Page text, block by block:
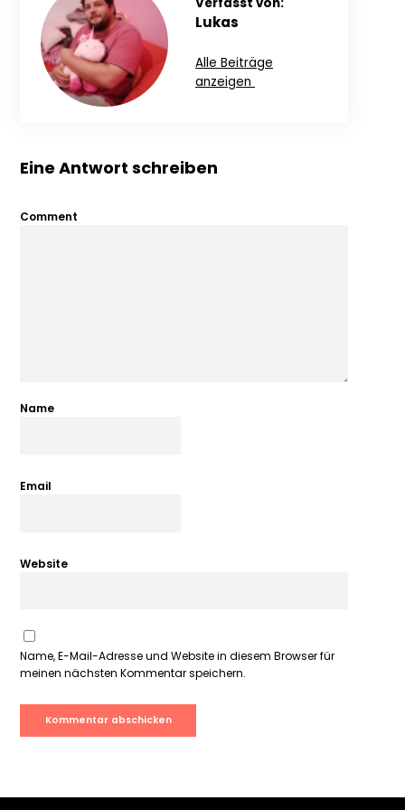
Lukas
Alle Beiträge
anzeigen
Eine Antwort schreiben
Comment
Name
Email
Website
Name, E-Mail-Adresse und Website in diesem Browser für
meinen nächsten Kommentar speichern.